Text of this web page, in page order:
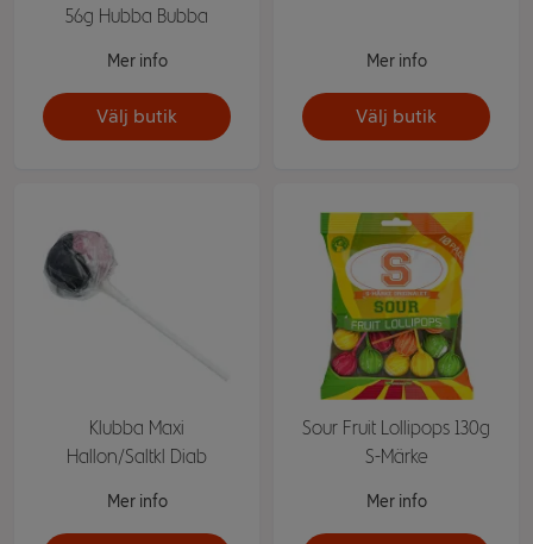
56g Hubba Bubba
Mer info
Välj butik
Mer info
Välj butik
Klubba Maxi
Hallon/Saltkl Diab
Mer info
Sour Fruit Lollipops 130g
S-Märke
Mer info